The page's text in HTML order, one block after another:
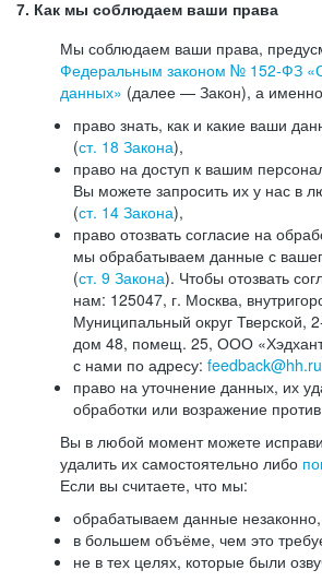
7. Как мы соблюдаем ваши права
Мы соблюдаем ваши права,
Федеральным законом № 152-ФЗ
данных» (далее — Закон), а
право знать, как и какие ваши
(ст. 18 Закона),
право на доступ к вашим
Вы можете запросить их у нас в
(ст. 14 Закона),
право отозвать согласие на
мы обрабатываем данные с
(ст. 9 Закона). Чтобы отозвать
нам: 125047, г. Москва,
Муниципальный округ Тверской,
дом 48, помещ. 25, ООО
с нами по адресу: feedback@hh.ru
право на уточнение данных, их
обработки или возражение
Вы в любой момент можете
удалить их самостоятельно либо
Если вы считаете, что мы:
обрабатываем данные незаконно,
в большем объёме, чем это
не в тех целях, которые были